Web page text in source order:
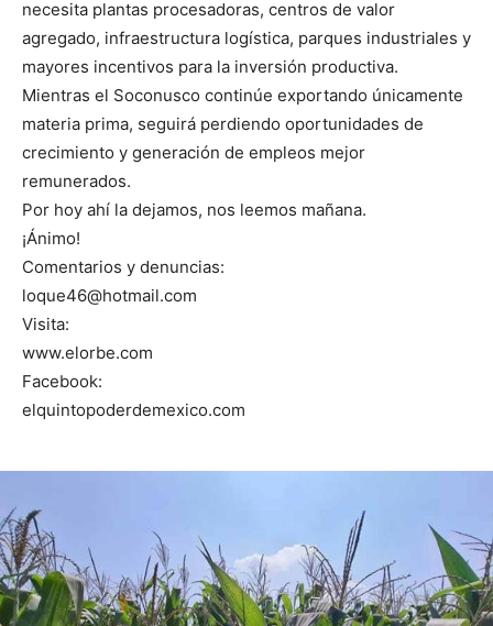
necesita plantas procesadoras, centros de valor
agregado, infraestructura logística, parques industriales y
mayores incentivos para la inversión productiva.
Mientras el Soconusco continúe exportando únicamente
materia prima, seguirá perdiendo oportunidades de
crecimiento y generación de empleos mejor
remunerados.
Por hoy ahí la dejamos, nos leemos mañana.
¡Ánimo!
Comentarios y denuncias:
loque46@hotmail.com
Visita:
www.elorbe.com
Facebook:
elquintopoderdemexico.com